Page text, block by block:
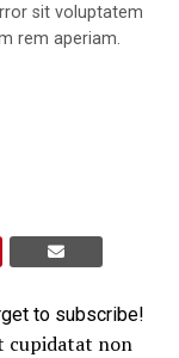
sit voluptatem
rem aperiam.
to subscribe!
cupidatat non